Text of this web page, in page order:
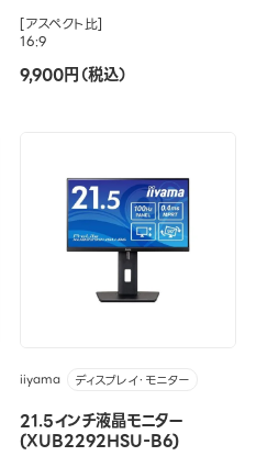
[アスペクト比]
16:9
9,900円（税込）
iiyama ディスプレイ・モニター
21.5インチ液晶モニター
(XUB2292HSU-B6)